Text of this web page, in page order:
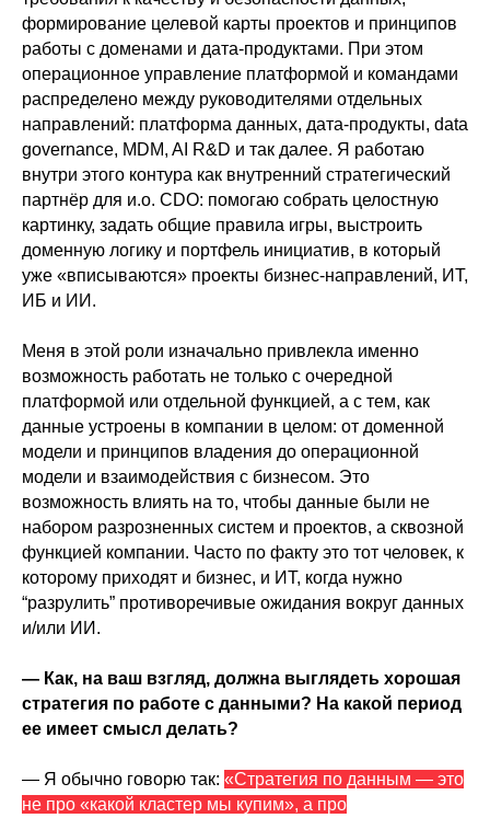
формирование целевой карты проектов и принципов
работы с доменами и дата-продуктами. При этом
операционное управление платформой и командами
распределено между руководителями отдельных
направлений: платформа данных, дата-продукты, data
governance, MDM, AI R&D и так далее. Я работаю
внутри этого контура как внутренний стратегический
партнёр для и.о. CDO: помогаю собрать целостную
картинку, задать общие правила игры, выстроить
доменную логику и портфель инициатив, в который
уже «вписываются» проекты бизнес-направлений, ИТ,
ИБ и ИИ.
Меня в этой роли изначально привлекла именно
возможность работать не только с очередной
платформой или отдельной функцией, а с тем, как
данные устроены в компании в целом: от доменной
модели и принципов владения до операционной
модели и взаимодействия с бизнесом. Это
возможность влиять на то, чтобы данные были не
набором разрозненных систем и проектов, а сквозной
функцией компании. Часто по факту это тот человек, к
которому приходят и бизнес, и ИТ, когда нужно
“разрулить” противоречивые ожидания вокруг данных
и/или ИИ.
— Как, на ваш взгляд, должна выглядеть хорошая
стратегия по работе с данными? На какой период
ее имеет смысл делать?
— Я обычно говорю так: «Стратегия по данным — это
не про «какой кластер мы купим», а про